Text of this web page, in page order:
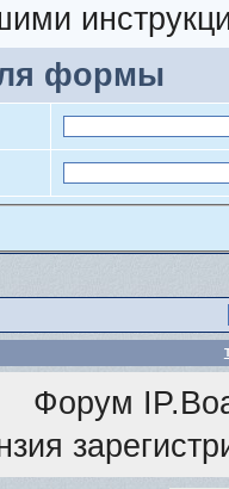
формы
Форум